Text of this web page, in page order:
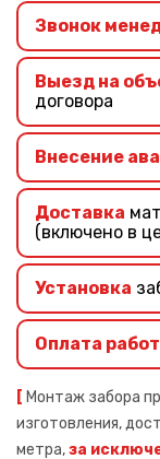
Звонок
Выезд на
договора
Внесение
Доставка
(включено в
Установка
Оплата
[ Монтаж забора
изготовления,
метра,за